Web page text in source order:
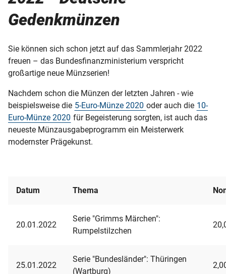
2025
2023
2022
Gedenkmünzen
Sie können sich schon jetzt auf das Sammlerjahr 2022
freuen – das Bundesfinanzministerium verspricht
großartige neue Münzserien!
Nachdem schon die Münzen der letzten Jahren - wie
beispielsweise die 5-Euro-Münze 2020 oder auch die 10-
Euro-Münze 2020 für Begeisterung sorgten, ist auch das
neueste Münzausgabeprogramm ein Meisterwerk
modernster Prägekunst.
Datum Thema
20.01.2022
Serie "Grimms Märchen":
Rumpelstilzchen
25.01.2022
Serie "Bundesländer": Thüringen
(Wartburg)